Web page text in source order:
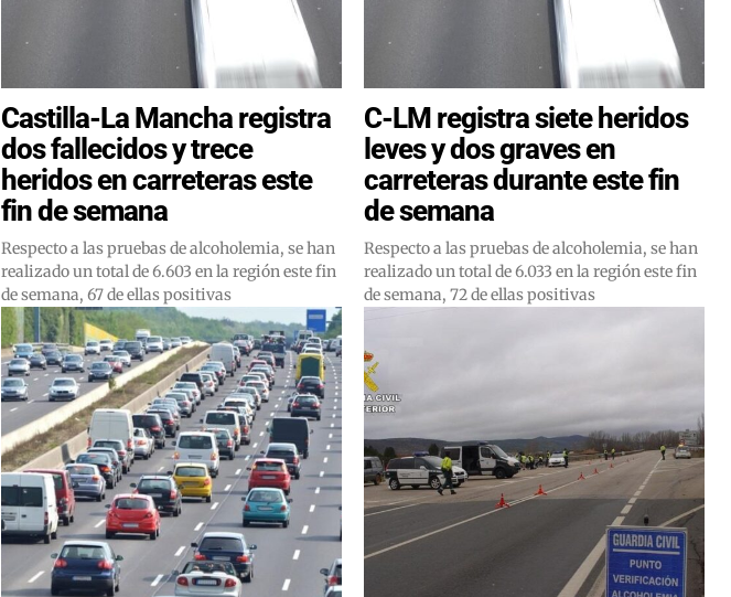
Castilla-La Mancha registra
dos fallecidos y trece
heridos en carreteras este
fin de semana
Respecto a las pruebas de alcoholemia, se han
realizado un total de 6.603 en la región este fin
de semana, 67 de ellas positivas
C-LM registra siete heridos
leves y dos graves en
carreteras durante este fin
de semana
Respecto a las pruebas de alcoholemia, se han
realizado un total de 6.033 en la región este fin
de semana, 72 de ellas positivas